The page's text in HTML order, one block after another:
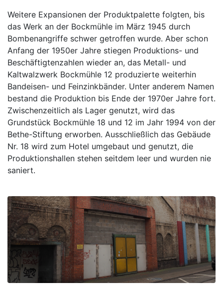
Weitere Expansionen der Produktpalette folgten, bis
das Werk an der Bockmühle im März 1945 durch
Bombenangriffe schwer getroffen wurde. Aber schon
Anfang der 1950er Jahre stiegen Produktions- und
Beschäftigtenzahlen wieder an, das Metall- und
Kaltwalzwerk Bockmühle 12 produzierte weiterhin
Bandeisen- und Feinzinkbänder. Unter anderem Namen
bestand die Produktion bis Ende der 1970er Jahre fort.
Zwischenzeitlich als Lager genutzt, wird das
Grundstück Bockmühle 18 und 12 im Jahr 1994 von der
Bethe-Stiftung erworben. Ausschließlich das Gebäude
Nr. 18 wird zum Hotel umgebaut und genutzt, die
Produktionshallen stehen seitdem leer und wurden nie
saniert.